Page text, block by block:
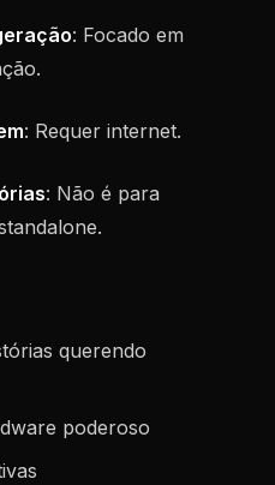
: Focado em
: Requer internet.
: Não é para
querendo
poderoso